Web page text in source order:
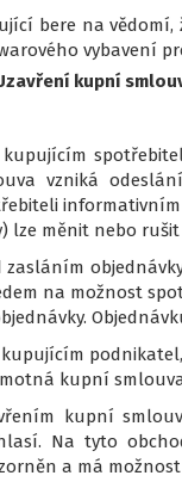
bere na
vybavení
kupní
kupujícím
vzniká
lze měnit nebo
zasláním
na možnost
kupujícím
kupní
kupní
Na tyto
a má